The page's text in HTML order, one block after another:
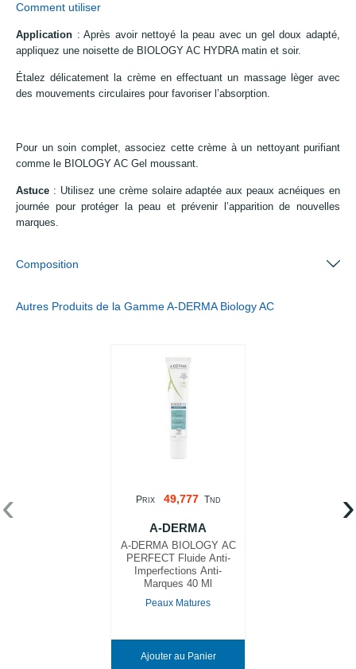
Comment utiliser
Application : Après avoir nettoyé la peau avec un gel doux adapté,
appliquez une noisette de BIOLOGY AC HYDRA matin et soir.
Étalez délicatement la crème en effectuant un massage lèger avec
des mouvements circulaires pour favoriser l’absorption.
Pour un soin complet, associez cette crème à un nettoyant purifiant
comme le BIOLOGY AC Gel moussant.
Astuce : Utilisez une crème solaire adaptée aux peaux acnéiques en
journée pour protéger la peau et prévenir l’apparition de nouvelles
marques.
Composition
Autres Produits de la Gamme A-DERMA Biology AC
PRIX 49,777 TND
A-DERMA
A-DERMA BIOLOGY AC
PERFECT Fluide Anti-
Imperfections Anti-
Marques 40 Ml
Peaux Matures
Ajouter au Panier
‹ ›